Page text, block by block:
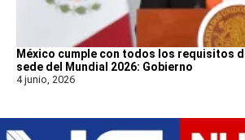
México cumple con todos los requisitos
sede del Mundial 2026: Gobierno
4 junio, 2026